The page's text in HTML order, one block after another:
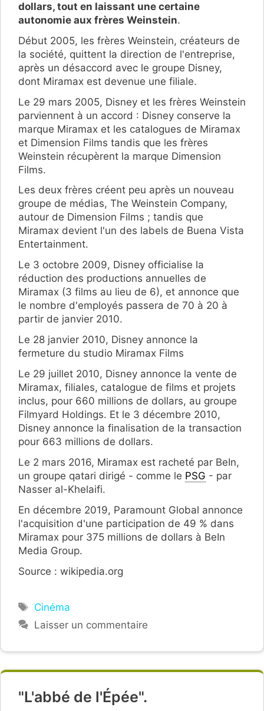
dollars, tout en laissant une certaine
autonomie aux frères Weinstein.
Début 2005, les frères Weinstein, créateurs de
la société, quittent la direction de l'entreprise,
après un désaccord avec le groupe Disney,
dont Miramax est devenue une filiale.
Le 29 mars 2005, Disney et les frères Weinstein
parviennent à un accord : Disney conserve la
marque Miramax et les catalogues de Miramax
et Dimension Films tandis que les frères
Weinstein récupèrent la marque Dimension
Films.
Les deux frères créent peu après un nouveau
groupe de médias, The Weinstein Company,
autour de Dimension Films ; tandis que
Miramax devient l'un des labels de Buena Vista
Entertainment.
Le 3 octobre 2009, Disney officialise la
réduction des productions annuelles de
Miramax (3 films au lieu de 6), et annonce que
le nombre d'employés passera de 70 à 20 à
partir de janvier 2010.
Le 28 janvier 2010, Disney annonce la
fermeture du studio Miramax Films
Le 29 juillet 2010, Disney annonce la vente de
Miramax, filiales, catalogue de films et projets
inclus, pour 660 millions de dollars, au groupe
Filmyard Holdings. Et le 3 décembre 2010,
Disney annonce la finalisation de la transaction
pour 663 millions de dollars.
Le 2 mars 2016, Miramax est racheté par BeIn,
un groupe qatari dirigé - comme le PSG - par
Nasser al-Khelaifi.
En décembre 2019, Paramount Global annonce
l'acquisition d'une participation de 49 % dans
Miramax pour 375 millions de dollars à BeIn
Media Group.
Source : wikipedia.org
Étiquettes
Cinéma
Laisser un commentaire
"L'abbé de l'Épée".